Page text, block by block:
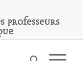
Professeurs